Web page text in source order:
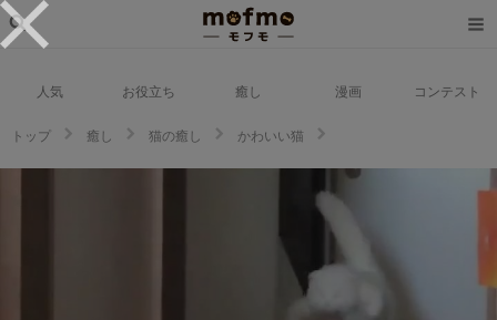
人気 お役立ち 癒し 漫画 コンテスト
トップ 癒し 猫の癒し
かわいい猫